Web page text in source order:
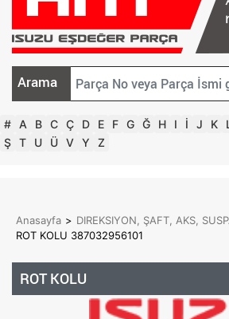
Arama
# A B C Ç D E F G Ğ H I İ J K
Ş T U Ü V Y Z
Anasayfa > DIREKSIYON, ŞAFT, AKS,
ROT KOLU 387032956101
ROT KOLU